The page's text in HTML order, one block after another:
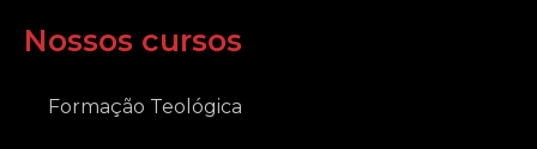
e
b
o
t
u
e
t
a
r
Nossos cursos
Formação Teológica